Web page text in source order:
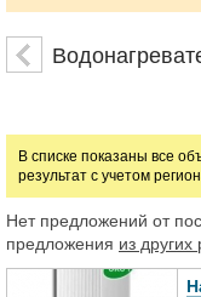
руб.
В списке показаны все
результат с учетом
Нет предложений от
предложения из других